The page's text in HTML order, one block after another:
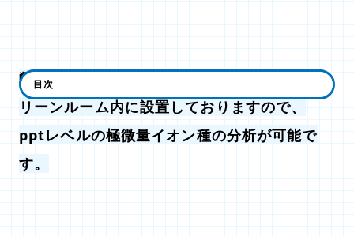
弊社は、濃縮分析可能な高感度な装置を、ク
リーンルーム内に設置しておりますので、
pptレベルの極微量イオン種の分析が可能で
す。
目次